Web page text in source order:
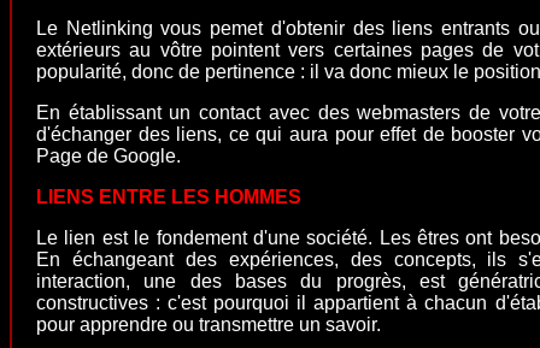
Le Netlinking vous pemet d'obtenir des liens entrants
extérieurs au vôtre pointent vers certaines pages de
popularité, donc de pertinence : il va donc mieux le
En établissant un contact avec des webmasters de
d'échanger des liens, ce qui aura pour effet de booster
Page de Google.
LIENS ENTRE LES HOMMES
Le lien est le fondement d'une société. Les êtres ont
En échangeant des expériences, des concepts, ils
interaction, une des bases du progrès, est
constructives : c'est pourquoi il appartient à chacun
pour apprendre ou transmettre un savoir.